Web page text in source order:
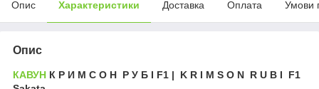
Опис Характеристики Доставка Оплата Умови
Опис
КАВУН К Р И М С О Н Р У Б І F1 | K R I M S O N R U B I F1